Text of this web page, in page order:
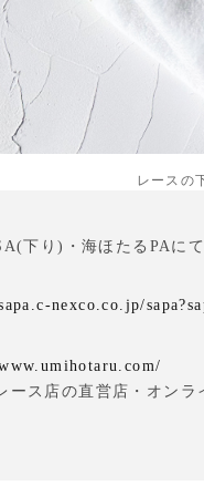
レースの
下り)・海ほたるPAに
nexco.co.jp/
ース店の直営店・オンラ